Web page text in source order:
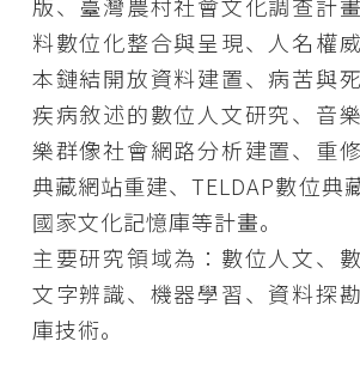
版、臺灣農村社會文化調查計
料數位化整合與呈現、人名權
本鏈結開放資料建置、病苦與
疾病敘述的數位人文研究、音
樂群像社會網路分析建置、重
典藏網站重建、TELDAP數位典
國家文化記憶庫等計畫。
主要研究領域為：數位人文、
文字辨識、機器學習、資料探
庫技術。